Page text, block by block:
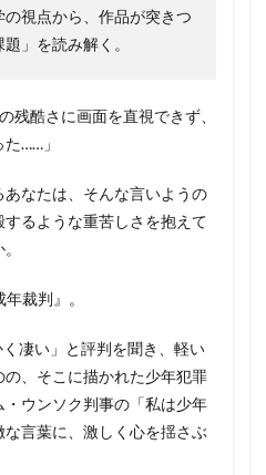
視点から、作品が突きつ
」を読み解く。
残酷さに画面を直視できず、
……」
なたは、そんな言いようの
るような重苦しさを抱えて
裁判』。
凄い」と評判を聞き、軽い
、そこに描かれた少年犯罪
ウンソク判事の「私は少年
言葉に、激しく心を揺さぶ